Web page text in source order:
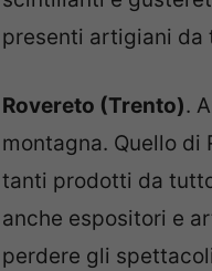
presenti artigiani da
Rovereto (Trento).
montagna. Quello
tanti prodotti da
anche espositori e
perdere gli